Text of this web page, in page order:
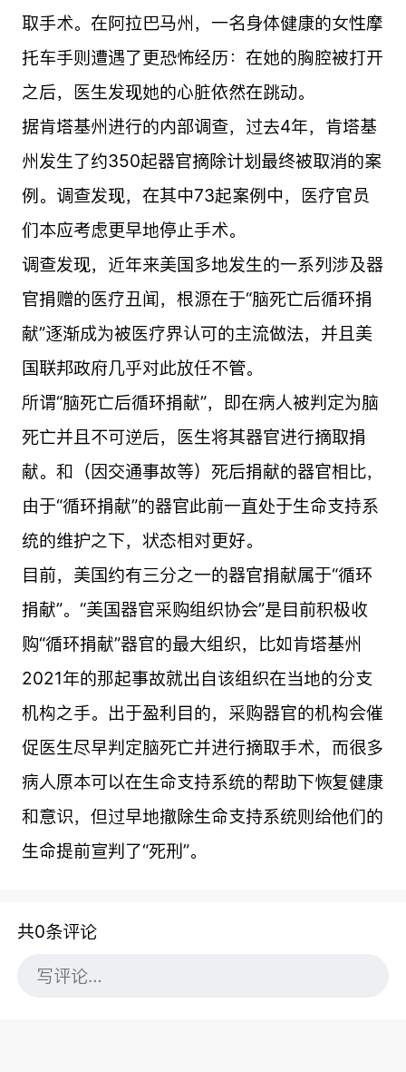
取手术。在阿拉巴马州，一名身体健康的女性摩
托车手则遭遇了更恐怖经历：在她的胸腔被打开
之后，医生发现她的心脏依然在跳动。
据肯塔基州进行的内部调查，过去4年，肯塔基
州发生了约350起器官摘除计划最终被取消的案
例。调查发现，在其中73起案例中，医疗官员
们本应考虑更早地停止手术。
调查发现，近年来美国多地发生的一系列涉及器
官捐赠的医疗丑闻，根源在于“脑死亡后循环捐
献”逐渐成为被医疗界认可的主流做法，并且美
国联邦政府几乎对此放任不管。
所谓“脑死亡后循环捐献”，即在病人被判定为脑
死亡并且不可逆后，医生将其器官进行摘取捐
献。和（因交通事故等）死后捐献的器官相比，
由于“循环捐献”的器官此前一直处于生命支持系
统的维护之下，状态相对更好。
目前，美国约有三分之一的器官捐献属于“循环
捐献”。“美国器官采购组织协会”是目前积极收
购“循环捐献”器官的最大组织，比如肯塔基州
2021年的那起事故就出自该组织在当地的分支
机构之手。出于盈利目的，采购器官的机构会催
促医生尽早判定脑死亡并进行摘取手术，而很多
病人原本可以在生命支持系统的帮助下恢复健康
和意识，但过早地撤除生命支持系统则给他们的
生命提前宣判了“死刑”。
共0条评论